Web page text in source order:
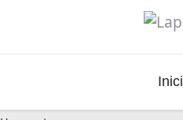
Inici